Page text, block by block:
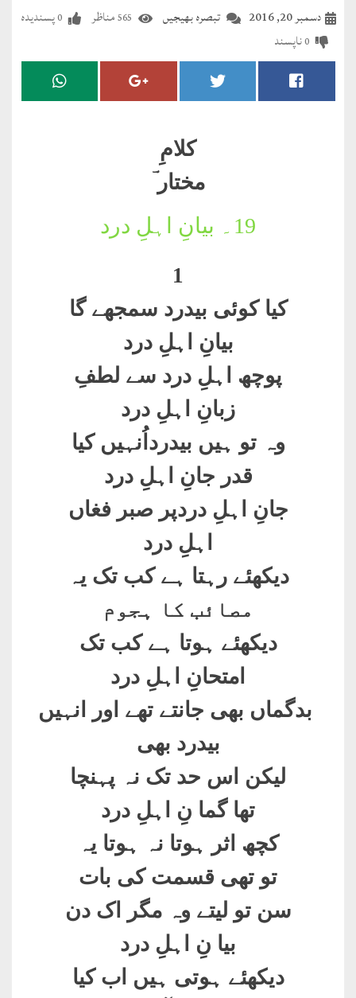
مضطرؔ
دستِ
تبصرہ بھیجیں دسمبر 20, 2016 565مناظر 0پسندیدہ
0ناپسند
کلامِ
مختار ؔ
19۔ بیانِ اہلِ درد
1
کیا کوئی بیدرد سمجھے گا
بیانِ اہلِ درد
پوچھ اہلِ درد سے لطفِ
زبانِ اہلِ درد
وہ تو ہیں بیدرداُنہیں کیا
قدر جانِ اہلِ درد
جانِ اہلِ دردپر صبر فغاں
اہلِ درد
دیکھئے رہتا ہے کب تک یہ
مصائب کا ہجوم
دیکھئے ہوتا ہے کب تک
امتحانِ اہلِ درد
بدگماں بھی جانتے تھے اور انہیں
بیدرد بھی
لیکن اس حد تک نہ پہنچا
تھا گما نِ اہلِ درد
کچھ اثر ہوتا نہ ہوتا یہ
تو تھی قسمت کی بات
سن تو لیتے وہ مگر اک دن
بیا نِ اہلِ درد
دیکھئے ہوتی ہیں اب کیا